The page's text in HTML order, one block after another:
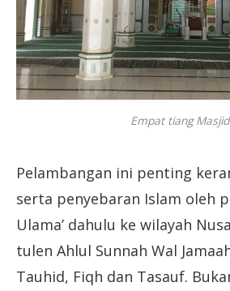
Empat tiang
Pelambangan ini penting
serta penyebaran Islam oleh
Ulama’ dahulu ke wilayah
tulen Ahlul Sunnah Wal
Tauhid, Fiqh dan Tasauf.